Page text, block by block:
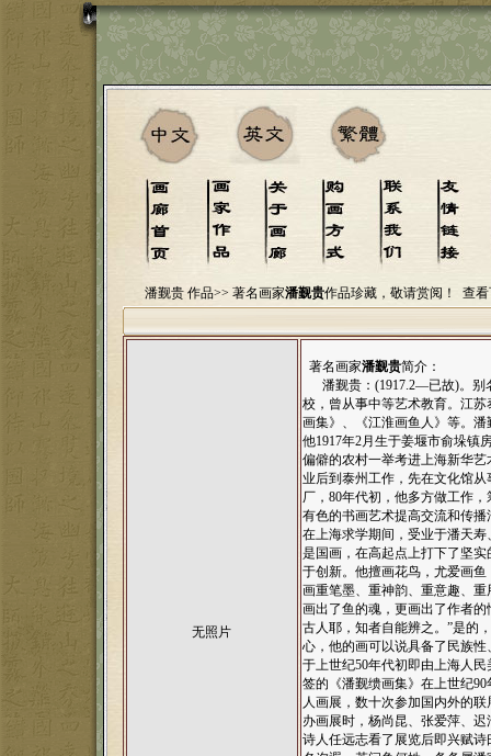
潘觐贵 作品>> 著名画家潘觐贵作品珍藏，敬请赏阅！ 查
无照片
著名画家潘觐贵简介：
潘觐贵：(1917.2—已故)。别
校，曾从事中等艺术教育。江
画集》、《江淮画鱼人》等。
他1917年2月生于姜堰市俞垛镇
偏僻的农村一举考进上海新华
业后到泰州工作，先在文化馆
厂，80年代初，他多方做工作
有色的书画艺术提高交流和传
在上海求学期间，受业于潘天
是国画，在高起点上打下了坚
于创新。他擅画花鸟，尤爱画
画重笔墨、重神韵、重意趣、
画出了鱼的魂，更画出了作者
古人耶，知者自能辨之。”是的
心，他的画可以说具备了民族
于上世纪50年代初即由上海人
签的《潘觐缋画集》在上世纪
人画展，数十次参加国内外的
办画展时，杨尚昆、张爱萍、
诗人任远志看了展览后即兴赋